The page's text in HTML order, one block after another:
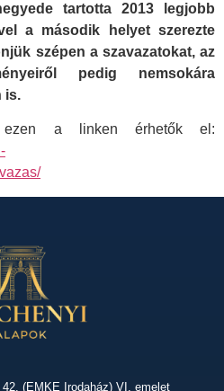
tartotta 2013 legjobb
a második helyet szerezte
szépen a szavazatokat, az
pedig nemsokára
is.
ezen a linken érhetők el:
(EMKE Irodaház) VI. emelet